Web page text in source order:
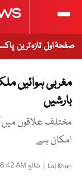
صفحۂ اول تازہ ترین
بارشیں
مختلف علاقوں میں
امکان ہے
Lal Khan
| شائع AM